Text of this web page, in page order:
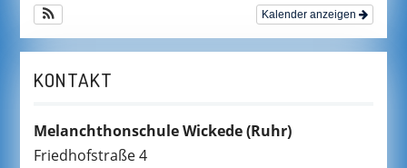
Kalender anzeigen
KONTAKT
Melanchthonschule Wickede(Ruhr)
Friedhofstraße 4